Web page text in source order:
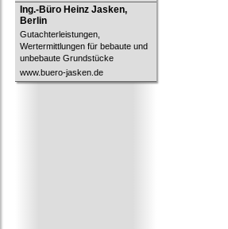
Ing.-Büro Heinz Jasken, Berlin
Ing.-Büro Heinz Jasken,
Berlin
Gutachterleistungen,
Wertermittlungen für bebaute und
unbebaute Grundstücke
www.buero-jasken.de